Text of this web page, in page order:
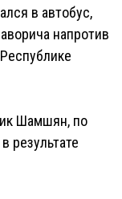
в автобус,
напротив
Шамшян, по
результате